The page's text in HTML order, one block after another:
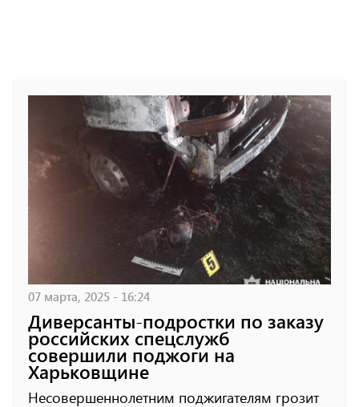
07 марта, 2025 - 16:24
Диверсанты-подростки по заказу
российских спецслужб
совершили поджоги на
Харьковщине
Несовершеннолетним поджигателям грозит